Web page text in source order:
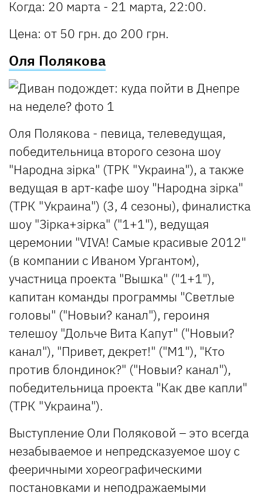
Когда: 20 марта - 21 марта, 22:00.
Цена: от 50 грн. до 200 грн.
Оля Полякова
Оля Полякова - певица, телеведущая,
победительница второго сезона шоу
"Народна зірка" (ТРК "Украина"), а также
ведущая в арт-кафе шоу "Народна зірка"
(ТРК "Украина") (3, 4 сезоны), финалистка
шоу "Зірка+зірка" ("1+1"), ведущая
церемонии "VIVA! Самые красивые 2012"
(в компании с Иваном Ургантом),
участница проекта "Вышка" ("1+1"),
капитан команды программы "Светлые
головы" ("Новыи? канал"), героиня
телешоу "Дольче Вита Капут" ("Новыи?
канал"), "Привет, декрет!" ("М1"), "Кто
против блондинок?" ("Новыи? канал"),
победительница проекта "Как две капли"
(ТРК "Украина").
Выступление Оли Поляковой – это всегда
незабываемое и непредсказуемое шоу с
фееричными хореографическими
постановками и неподражаемыми